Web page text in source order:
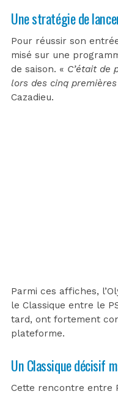
Une stratégie de
Pour réussir son
misé sur une
de saison. « C’était de
lors des cinq
Cazadieu.
Parmi ces affiches,
le Classique entre le
tard, ont fortement
plateforme.
Un Classique décisif
Cette rencontre entre